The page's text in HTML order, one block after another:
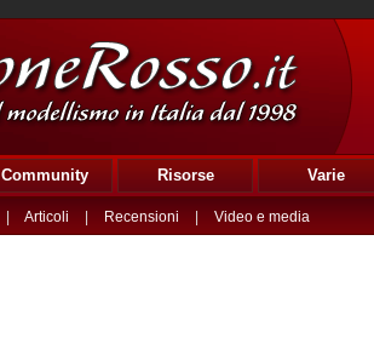
Community Risorse Varie
Articoli Recensioni Video e media